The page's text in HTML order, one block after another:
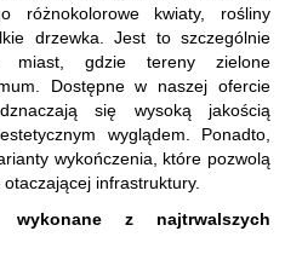
różnokolorowe kwiaty, rośliny
drzewka. Jest to szczególnie
miast, gdzie tereny zielone
Dostępne w naszej ofercie
się wysoką jakością
wyglądem. Ponadto,
wykończenia, które pozwolą
infrastruktury.
wykonane z najtrwalszych